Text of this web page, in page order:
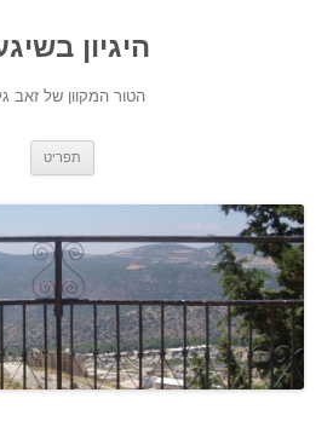
היגיון
הטור המקוון של זאב
תפריט